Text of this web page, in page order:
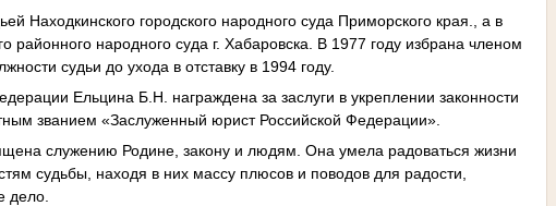
Находкинского городского народного суда Приморского края., а в
районного народного суда г. Хабаровска. В 1977 году избрана членом
судьи до ухода в отставку в 1994 году.
Ельцина Б.Н. награждена за заслуги в укреплении законности
званием «Заслуженный юрист Российской Федерации».
служению Родине, закону и людям. Она умела радоваться жизни
судьбы, находя в них массу плюсов и поводов для радости,
дело.